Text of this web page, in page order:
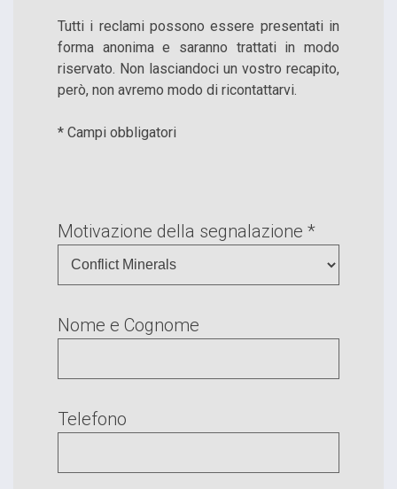
Tutti i reclami possono essere presentati in
forma anonima e saranno trattati in modo
riservato. Non lasciandoci un vostro recapito,
però, non avremo modo di ricontattarvi.
* Campi obbligatori
Motivazione della segnalazione *
Nome e Cognome
Telefono